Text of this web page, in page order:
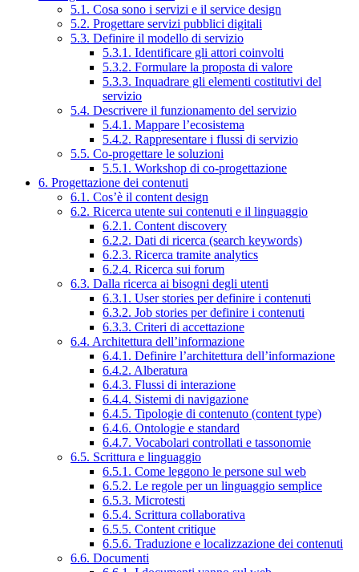
5.1. Cosa sono i servizi e il service design
5.2. Progettare servizi pubblici digitali
5.3. Definire il modello di servizio
5.3.1. Identificare gli attori coinvolti
5.3.2. Formulare la proposta di valore
5.3.3. Inquadrare gli elementi costitutivi del
servizio
5.4. Descrivere il funzionamento del servizio
5.4.1. Mappare l’ecosistema
5.4.2. Rappresentare i flussi di servizio
5.5. Co-progettare le soluzioni
5.5.1. Workshop di co-progettazione
6. Progettazione dei contenuti
6.1. Cos’è il content design
6.2. Ricerca utente sui contenuti e il linguaggio
6.2.1. Content discovery
6.2.2. Dati di ricerca (search keywords)
6.2.3. Ricerca tramite analytics
6.2.4. Ricerca sui forum
6.3. Dalla ricerca ai bisogni degli utenti
6.3.1. User stories per definire i contenuti
6.3.2. Job stories per definire i contenuti
6.3.3. Criteri di accettazione
6.4. Architettura dell’informazione
6.4.1. Definire l’architettura dell’informazione
6.4.2. Alberatura
6.4.3. Flussi di interazione
6.4.4. Sistemi di navigazione
6.4.5. Tipologie di contenuto (content type)
6.4.6. Ontologie e standard
6.4.7. Vocabolari controllati e tassonomie
6.5. Scrittura e linguaggio
6.5.1. Come leggono le persone sul web
6.5.2. Le regole per un linguaggio semplice
6.5.3. Microtesti
6.5.4. Scrittura collaborativa
6.5.5. Content critique
6.5.6. Traduzione e localizzazione dei contenuti
6.6. Documenti